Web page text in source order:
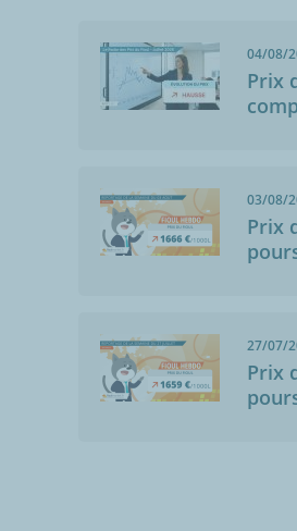
04/08/
Prix
03/08/
Prix
27/07/
Prix